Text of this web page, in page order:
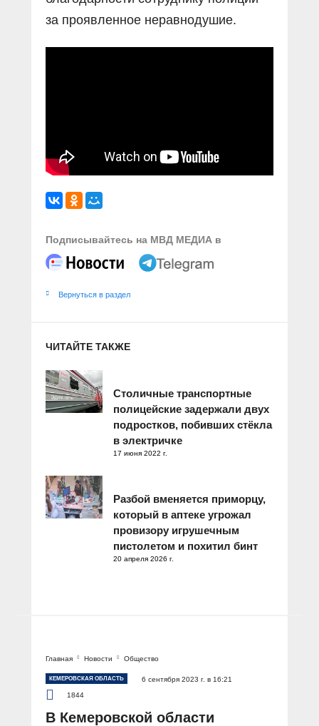
за проявленное неравнодушие.
Подписывайтесь на МВД МЕДИА в
Вернуться в раздел
ЧИТАЙТЕ ТАКЖЕ
Столичные транспортные
полицейские задержали двух
подростков, побивших стёкла
в электричке
17 июня 2022 г.
Разбой вменяется приморцу,
который в аптеке угрожал
провизору игрушечным
пистолетом и похитил бинт
20 апреля 2026 г.
Главная Новости Общество
КЕМЕРОВСКАЯ ОБЛАСТЬ
6 сентября 2023 г. в 16:21
1844
В Кемеровской области